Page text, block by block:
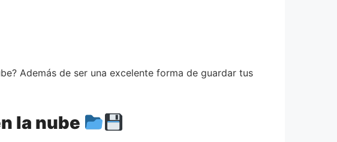
Además de ser una excelente forma de guardar tus
la nube